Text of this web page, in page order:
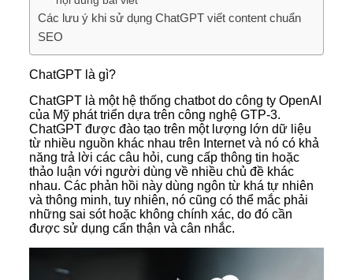
Các lưu ý khi sử dụng ChatGPT viết content chuẩn
SEO
ChatGPT là gì?
ChatGPT là một hệ thống chatbot do công ty OpenAI
của Mỹ phát triển dựa trên công nghệ GTP-3.
ChatGPT được đào tạo trên một lượng lớn dữ liệu
từ nhiều nguồn khác nhau trên Internet và nó có khả
năng trả lời các câu hỏi, cung cấp thông tin hoặc
thảo luận với người dùng về nhiều chủ đề khác
nhau. Các phản hồi này dùng ngôn từ khá tự nhiên
và thông minh, tuy nhiên, nó cũng có thể mắc phải
những sai sót hoặc không chính xác, do đó cần
được sử dụng cẩn thận và cân nhắc.